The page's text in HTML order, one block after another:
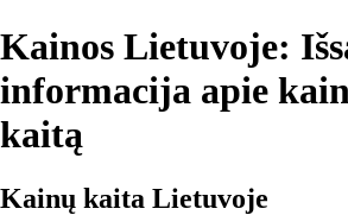
Kainos Lietuvoje:
informacija apie
kaitą
Kainų kaita Lietuvoje